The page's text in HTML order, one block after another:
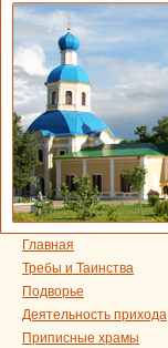
Главная
Требы и Таинства
Подворье
Деятельность прихода
Приписные храмы